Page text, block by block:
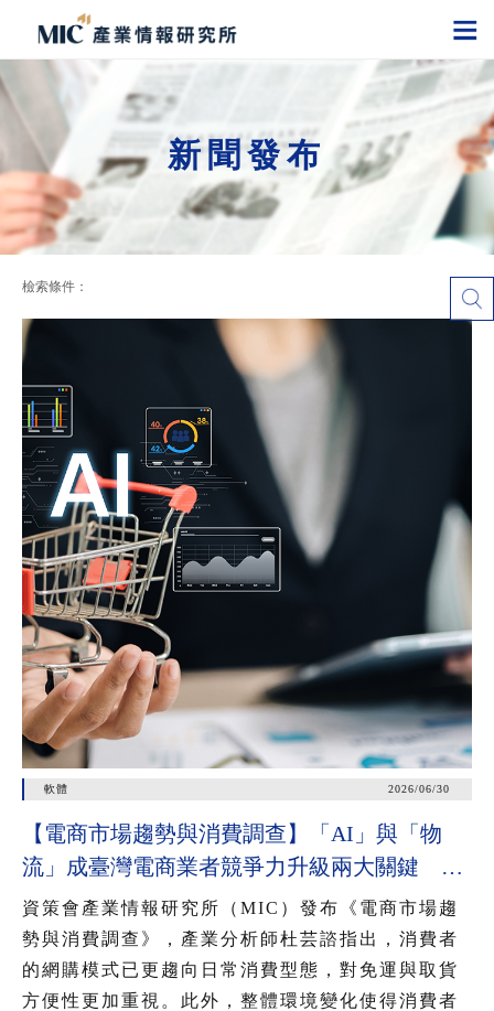
新聞發布
檢索條件：
軟體 2026/06/30
【電商市場趨勢與消費調查】「AI」與「物
流」成臺灣電商業者競爭力升級兩大關鍵 近
七成消費者期待AI比價功能，七成五到貨首選
超取
資策會產業情報研究所（MIC）發布《電商市場趨
勢與消費調查》，產業分析師杜芸諮指出，消費者
的網購模式已更趨向日常消費型態，對免運與取貨
方便性更加重視。此外，整體環境變化使得消費者